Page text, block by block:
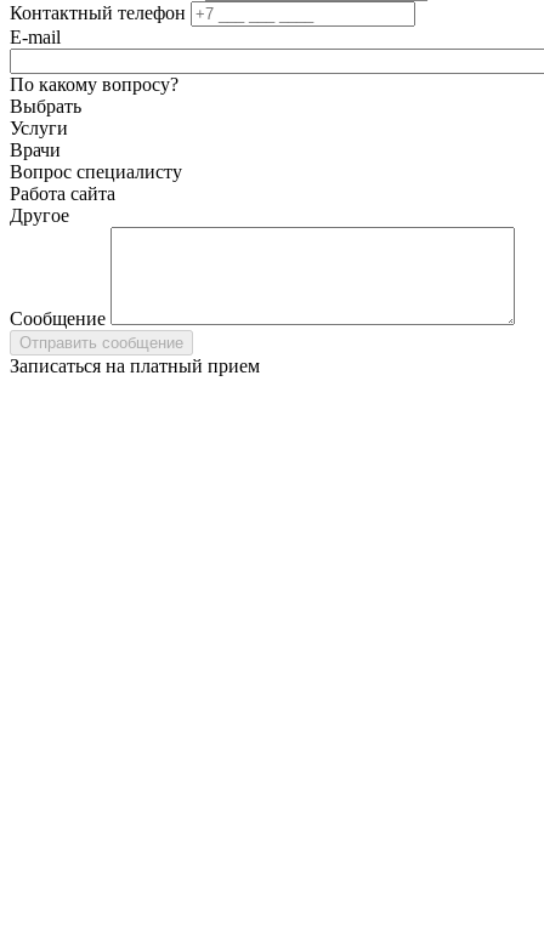
Контактный телефон
E-mail
По какому вопросу?
Выбрать
Услуги
Врачи
Вопрос специалисту
Работа сайта
Другое
Сообщение
Записаться на платный прием